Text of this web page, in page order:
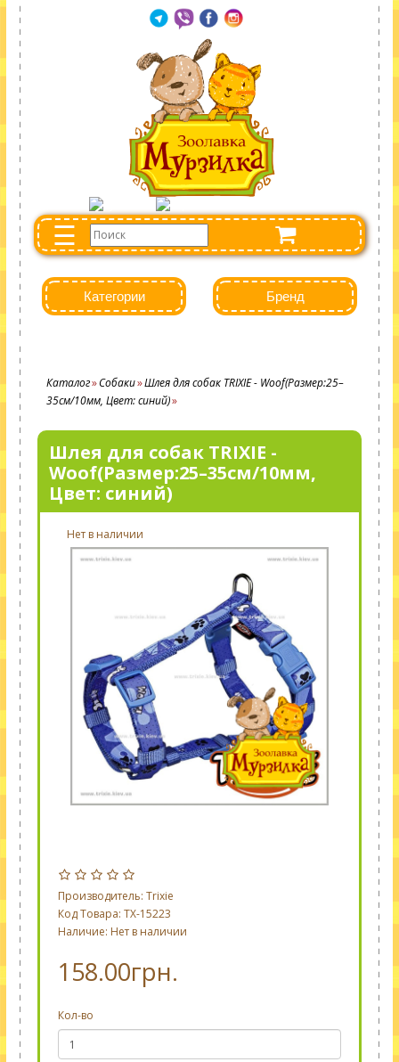
☰
Категории Бренд
Каталог Собаки Шлея для собак TRIXIE - Woof(Размер:25–
35см/10мм, Цвет: синий)
Шлея для собак TRIXIE -
Woof(Размер:25–35см/10мм,
Цвет: синий)
Нет в наличии
Производитель: Trixie
Код Товара: TX-15223
Наличие: Нет в наличии
158.00грн.
Кол-во